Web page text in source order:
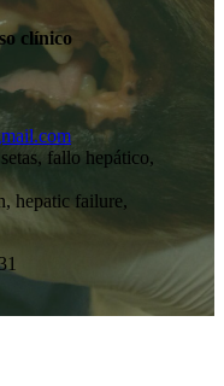
clínico
fallo hepático,
hepatic failure,